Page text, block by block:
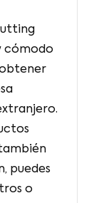
cómodo
puedes
o